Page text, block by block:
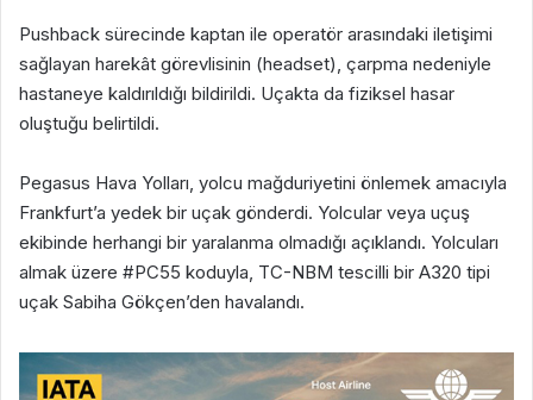
Pushback sürecinde kaptan ile operatör arasındaki iletişimi
sağlayan harekât görevlisinin (headset), çarpma nedeniyle
hastaneye kaldırıldığı bildirildi. Uçakta da fiziksel hasar
oluştuğu belirtildi.
Pegasus Hava Yolları, yolcu mağduriyetini önlemek amacıyla
Frankfurt’a yedek bir uçak gönderdi. Yolcular veya uçuş
ekibinde herhangi bir yaralanma olmadığı açıklandı. Yolcuları
almak üzere #PC55 koduyla, TC-NBM tescilli bir A320 tipi
uçak Sabiha Gökçen’den havalandı.